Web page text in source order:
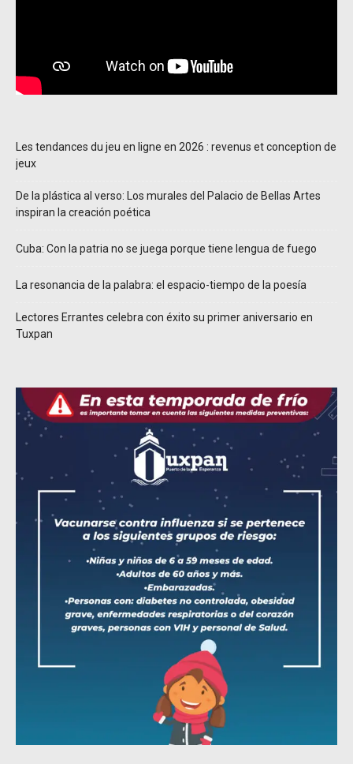
Les tendances du jeu en ligne en 2026 : revenus et conception de
jeux
De la plástica al verso: Los murales del Palacio de Bellas Artes
inspiran la creación poética
Cuba: Con la patria no se juega porque tiene lengua de fuego
La resonancia de la palabra: el espacio-tiempo de la poesía
Lectores Errantes celebra con éxito su primer aniversario en
Tuxpan